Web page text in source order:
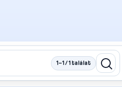
1–1 / 1 találat